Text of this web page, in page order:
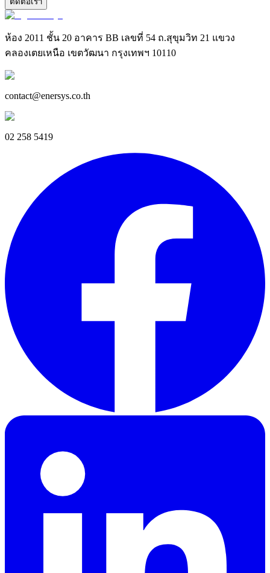
ห้อง 2011 ชั้น 20 อาคาร BB เลขที่ 54 ถ.สุขุมวิท 21 แขวง
คลองเตยเหนือ เขตวัฒนา กรุงเทพฯ 10110
contact@enersys.co.th
02 258 5419